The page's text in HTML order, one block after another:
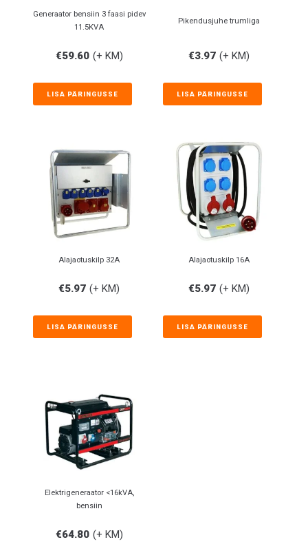
Generaator bensiin 3 faasi pidev
11.5KVA
€59.60 (+ KM)
LISA PÄRINGUSSE
Pikendusjuhe trumliga
€3.97 (+ KM)
LISA PÄRINGUSSE
Alajaotuskilp 32A
€5.97 (+ KM)
LISA PÄRINGUSSE
Alajaotuskilp 16A
€5.97 (+ KM)
LISA PÄRINGUSSE
Elektrigeneraator <16kVA,
bensiin
€64.80 (+ KM)